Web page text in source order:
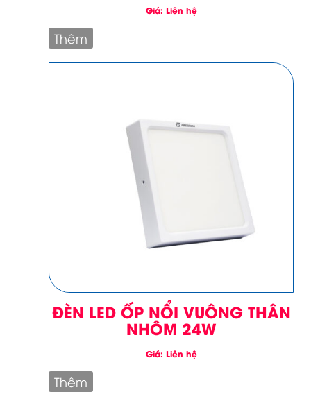
Giá: Liên hệ
Thêm
ĐÈN LED ỐP NỔI VUÔNG THÂN
NHÔM 24W
Giá: Liên hệ
Thêm